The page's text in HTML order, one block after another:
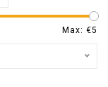
Max: €5